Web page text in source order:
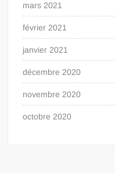
mars 2021
février 2021
janvier 2021
décembre 2020
novembre 2020
octobre 2020